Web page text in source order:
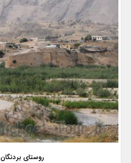
روستای بردنگان